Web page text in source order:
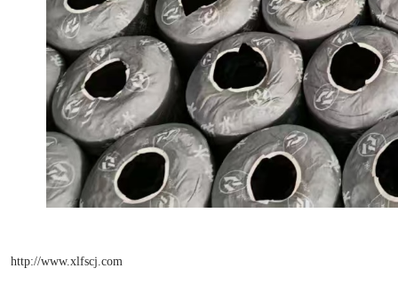
http://www.xlfscj.com